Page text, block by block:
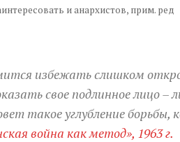
и анархистов, прим. ред
избежать слишком
свое подлинное лицо
такое углубление
война как метод», 1963 г.